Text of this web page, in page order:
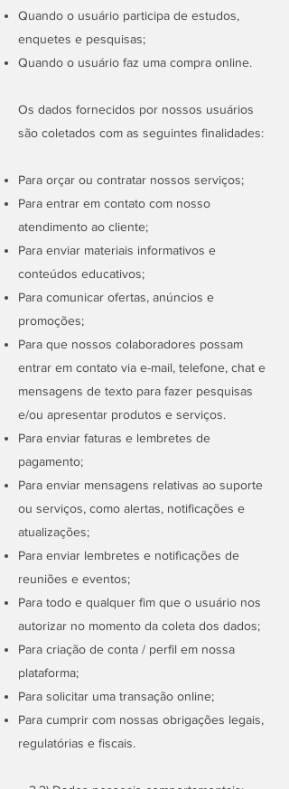
Quando o usuário participa de estudos,
enquetes e pesquisas;
Quando o usuário faz uma compra online.
Os dados fornecidos por nossos usuários
são coletados com as seguintes finalidades:
Para orçar ou contratar nossos serviços;
Para entrar em contato com nosso
atendimento ao cliente;
Para enviar materiais informativos e
conteúdos educativos;
Para comunicar ofertas, anúncios e
promoções;
Para que nossos colaboradores possam
entrar em contato via e-mail, telefone, chat e
mensagens de texto para fazer pesquisas
e/ou apresentar produtos e serviços.
Para enviar faturas e lembretes de
pagamento;
Para enviar mensagens relativas ao suporte
ou serviços, como alertas, notificações e
atualizações;
Para enviar lembretes e notificações de
reuniões e eventos;
Para todo e qualquer fim que o usuário nos
autorizar no momento da coleta dos dados;
Para criação de conta / perfil em nossa
plataforma;
Para solicitar uma transação online;
Para cumprir com nossas obrigações legais,
regulatórias e fiscais.